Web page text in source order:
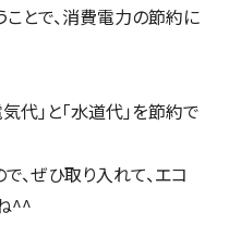
とで、消費電力の節約に
代」と「水道代」を節約で
、ぜひ取り入れて、エコ
^^